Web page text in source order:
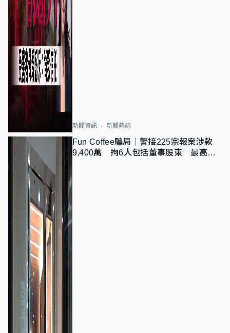
新聞資訊 新聞熱話
Fun Coffee騙局｜警接225宗報案涉款
9,400萬 拘6人包括董事股東 最高金